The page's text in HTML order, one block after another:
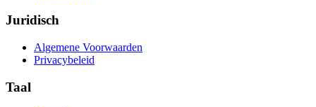
Juridisch
Algemene Voorwaarden
Privacybeleid
Taal